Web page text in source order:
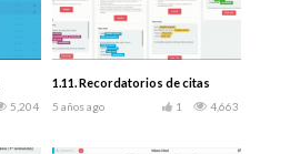
5,204
1.11. Recordatorios de citas
5 años ago 4,663
1